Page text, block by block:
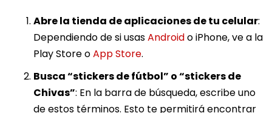
Abre la tienda de aplicaciones de tu celular:
Dependiendo de si usasAndroido iPhone, ve a la
Play Store oApp Store.
Busca “stickers de fútbol” o “stickers de
Chivas”: En la barra de búsqueda, escribe uno
de estos términos. Esto te permitirá encontrar